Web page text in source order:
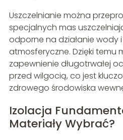
Uszczelnianie można
specjalnych mas
odporne na działanie wody
atmosferyczne. Dzięki temu
zapewnienie długotrwałej
przed wilgocią, co jest
zdrowego środowiska
Izolacja
Materiały Wybrać?